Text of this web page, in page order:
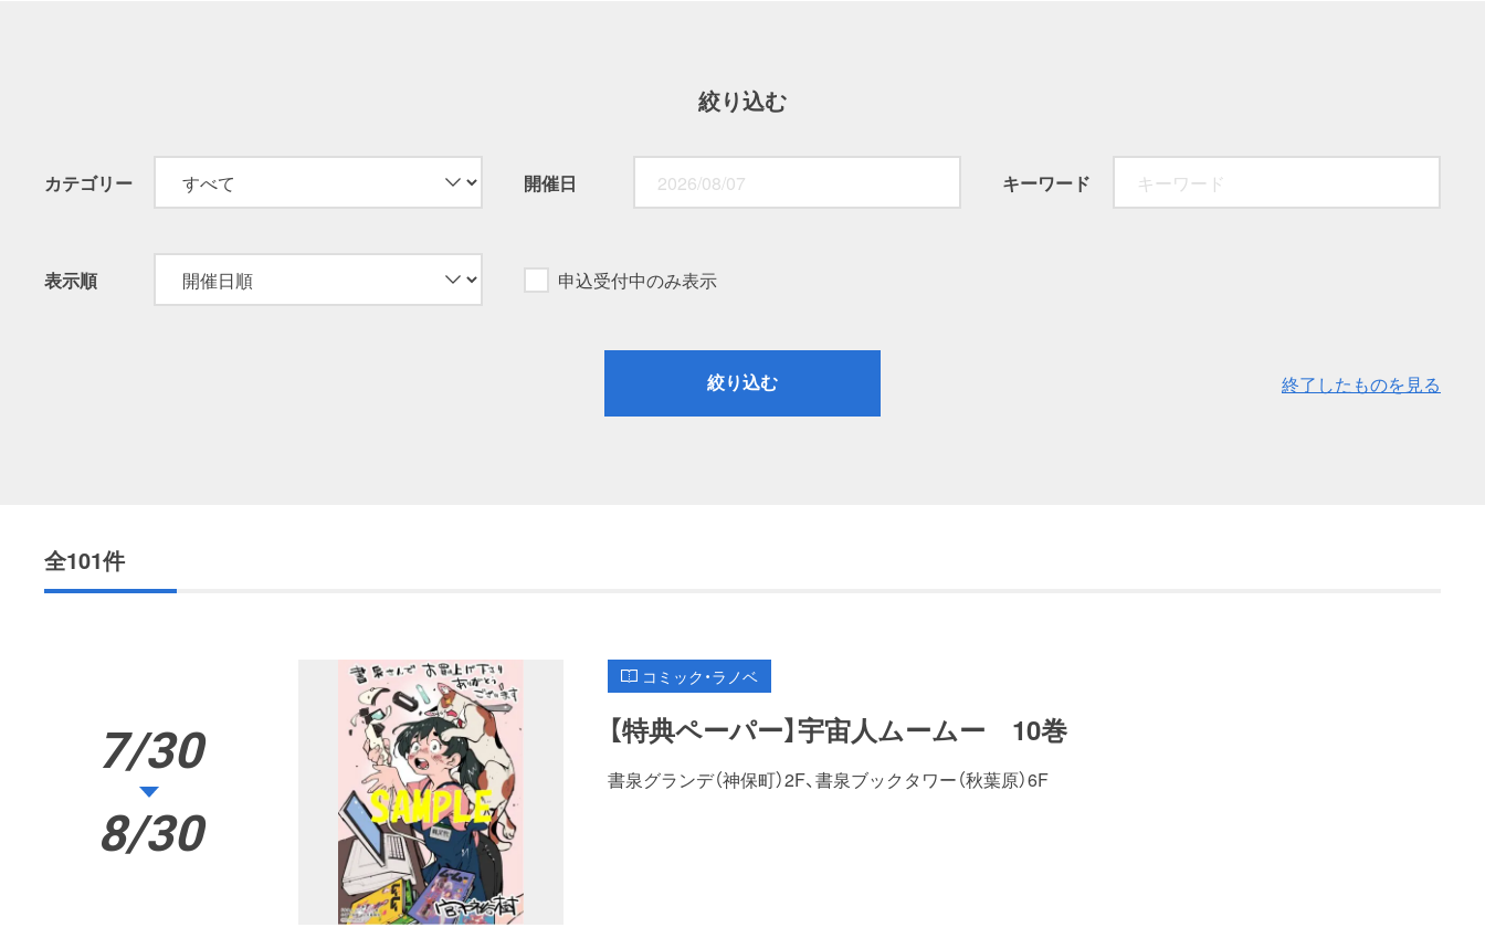
絞り込む
カテゴリー 開催日 キーワード
表示順 申込受付中のみ表示
絞り込む 終了したものを見る
全101件
7/30
8/30
コミック・ラノベ
【特典ペーパー】宇宙人ムームー 10巻
書泉グランデ（神保町）2F、書泉ブックタワー（秋葉原）6F